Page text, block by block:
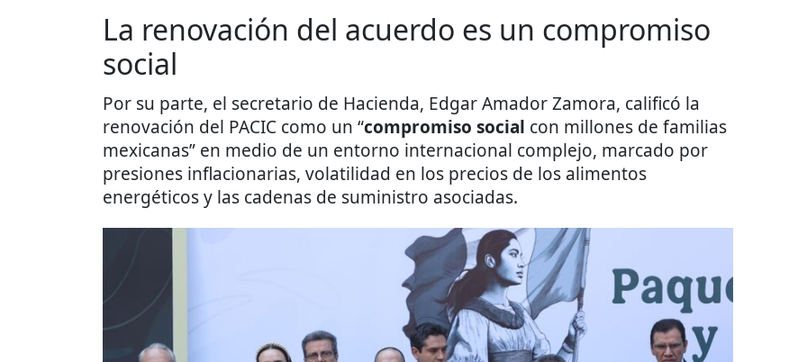
La renovación del acuerdo es un compromiso
social
Por su parte, el secretario de Hacienda, Edgar Amador Zamora, calificó la
renovación del PACIC como un “compromiso social con millones de familias
mexicanas” en medio de un entorno internacional complejo, marcado por
presiones inflacionarias, volatilidad en los precios de los alimentos
energéticos y las cadenas de suministro asociadas.